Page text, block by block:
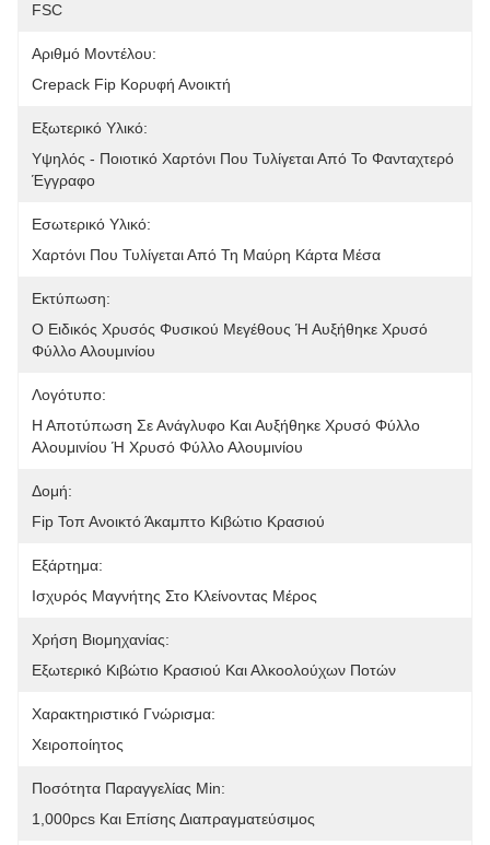
FSC
Αριθμό Μοντέλου:
Crepack Fip Κορυφή Ανοικτή
Εξωτερικό Υλικό:
Υψηλός - Ποιοτικό Χαρτόνι Που Τυλίγεται Από Το Φανταχτερό
Έγγραφο
Εσωτερικό Υλικό:
Χαρτόνι Που Τυλίγεται Από Τη Μαύρη Κάρτα Μέσα
Εκτύπωση:
Ο Ειδικός Χρυσός Φυσικού Μεγέθους Ή Αυξήθηκε Χρυσό
Φύλλο Αλουμινίου
Λογότυπο:
Η Αποτύπωση Σε Ανάγλυφο Και Αυξήθηκε Χρυσό Φύλλο
Αλουμινίου Ή Χρυσό Φύλλο Αλουμινίου
Δομή:
Fip Τοπ Ανοικτό Άκαμπτο Κιβώτιο Κρασιού
Εξάρτημα:
Ισχυρός Μαγνήτης Στο Κλείνοντας Μέρος
Χρήση Βιομηχανίας:
Εξωτερικό Κιβώτιο Κρασιού Και Αλκοολούχων Ποτών
Χαρακτηριστικό Γνώρισμα:
Χειροποίητος
Ποσότητα Παραγγελίας Min:
1,000pcs Και Επίσης Διαπραγματεύσιμος